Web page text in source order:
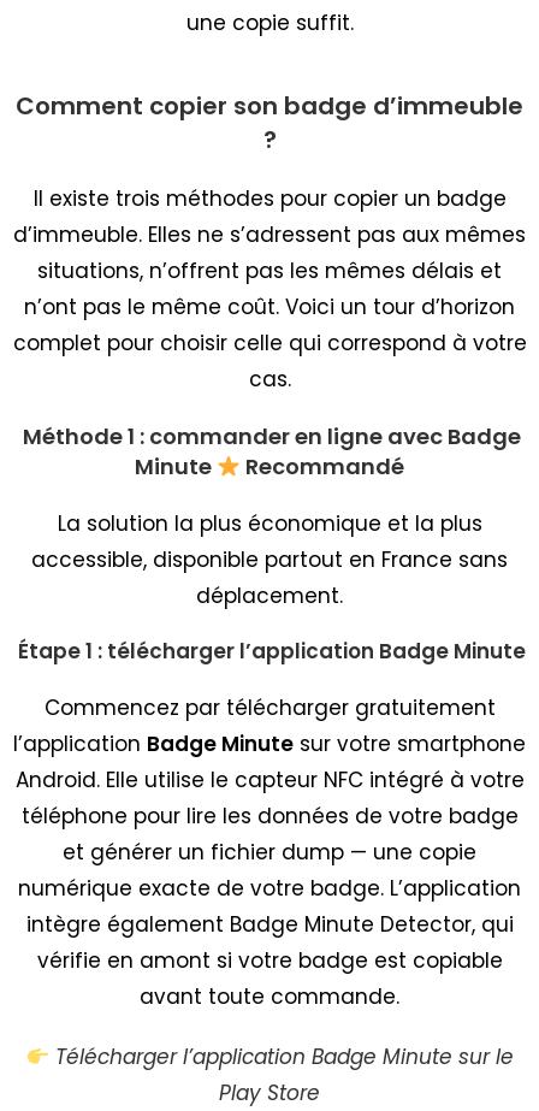
une copie suffit.
Comment copier son badge d’immeuble
?
Il existe trois méthodes pour copier un badge
d’immeuble. Elles ne s’adressent pas aux mêmes
situations, n’offrent pas les mêmes délais et
n’ont pas le même coût. Voici un tour d’horizon
complet pour choisir celle qui correspond à votre
cas.
Méthode 1 : commander en ligne avec Badge
Minute
Recommandé
La solution la plus économique et la plus
accessible, disponible partout en France sans
déplacement.
Étape 1 : télécharger l’application Badge Minute
Commencez par télécharger gratuitement
l’application Badge Minute sur votre smartphone
Android. Elle utilise le capteur NFC intégré à votre
téléphone pour lire les données de votre badge
et générer un fichier dump — une copie
numérique exacte de votre badge. L’application
intègre également Badge Minute Detector, qui
vérifie en amont si votre badge est copiable
avant toute commande.
Télécharger l’application Badge Minute sur le
Play Store